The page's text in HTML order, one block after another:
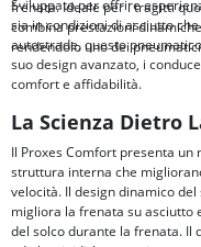
frenata. Ideale per i tragitti
combina prestazioni
rendendolo uno dei
Sviluppato per offrire
sia in condizioni di asciutto
autostrade, questo
suo design avanzato, i
comfort e affidabilità.
La Scienza Dietro
Il Proxes Comfort presenta
struttura interna che
velocità. Il design dinamico
migliora la frenata su asciutto
del solco durante la frenata. Il